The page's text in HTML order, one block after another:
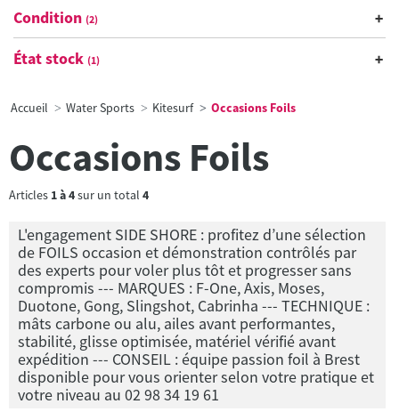
Condition (2)
État stock (1)
Accueil Water Sports Kitesurf Occasions Foils
Occasions Foils
Articles 1à4sur un total 4
L'engagement SIDE SHORE : profitez d’une sélection
de FOILS occasion et démonstration contrôlés par
des experts pour voler plus tôt et progresser sans
compromis --- MARQUES : F-One, Axis, Moses,
Duotone, Gong, Slingshot, Cabrinha --- TECHNIQUE :
mâts carbone ou alu, ailes avant performantes,
stabilité, glisse optimisée, matériel vérifié avant
expédition --- CONSEIL : équipe passion foil à Brest
disponible pour vous orienter selon votre pratique et
votre niveau au 02 98 34 19 61